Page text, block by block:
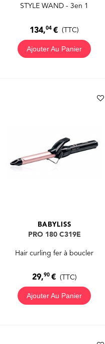
STYLE WAND - 3en 1
134,04€ (TTC)
Ajouter Au Panier
BABYLISS
PRO 180 C319E
Hair curling fer à boucler
29,90 € (TTC)
Ajouter Au Panier